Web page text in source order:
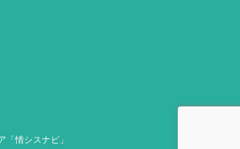
「情シスナビ」